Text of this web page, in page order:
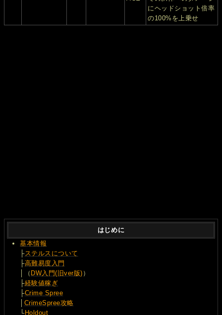
にヘッドショット倍率
の100%を上乗せ
はじめに
基本情報
├ステルスについて
├高難易度入門
│（ DW入門(旧ver版) ）
├経験値稼ぎ
├Crime Spree
CrimeSpree攻略
└Holdout